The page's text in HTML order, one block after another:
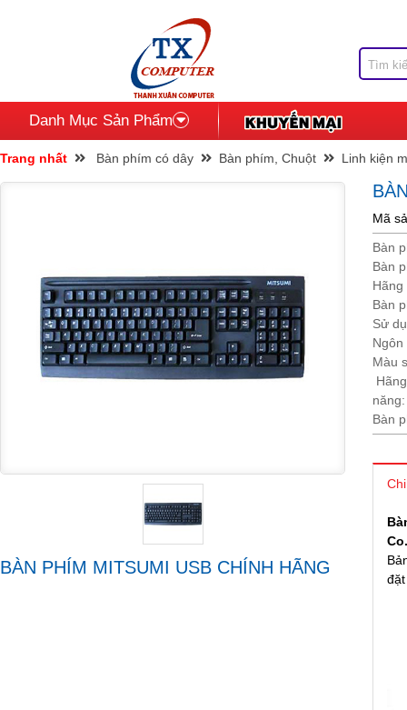
Danh Mục Sản Phẩm
Trang nhất Bàn phím có dây Bàn phím, Chuột Linh kiện
BÀN PHÍM MITSUMI USB CHÍNH HÃNG
Mã
Bàn
Bàn
Hãng
Bàn
Sử
Màu
Bàn